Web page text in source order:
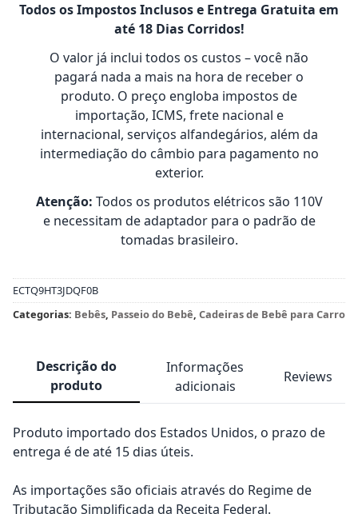
Todos os Impostos Inclusos e Entrega Gratuita em
até 18 Dias Corridos!
O valor já inclui todos os custos – você não
pagará nada a mais na hora de receber o
produto. O preço engloba impostos de
importação, ICMS, frete nacional e
internacional, serviços alfandegários, além da
intermediação do câmbio para pagamento no
exterior.
Atenção: Todos os produtos elétricos são 110V
e necessitam de adaptador para o padrão de
tomadas brasileiro.
ECTQ9HT3JDQF0B
Categorias: Bebês, Passeio do Bebê, Cadeiras de Bebê para Carro
Descrição do
produto
Informações
adicionais
Reviews
Produto importado dos Estados Unidos, o prazo de
entrega é de até 15 dias úteis.
As importações são oficiais através do Regime de
Tributação Simplificada da Receita Federal.